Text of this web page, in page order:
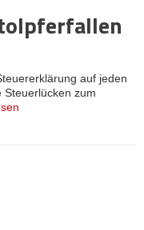
auf jeden
Steuerlücken zum